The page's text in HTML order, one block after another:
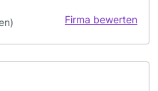
Firma bewerten